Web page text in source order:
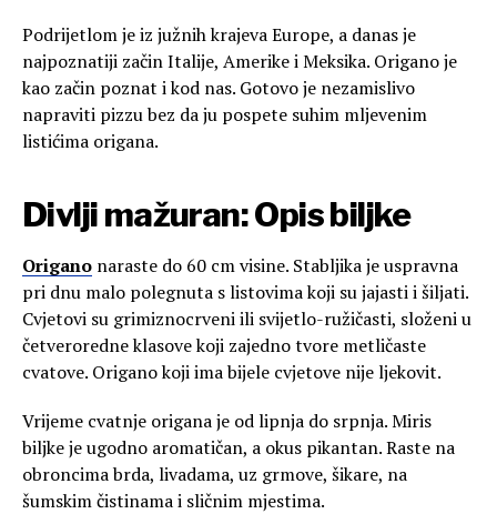
Podrijetlom je iz južnih krajeva Europe, a danas je
najpoznatiji začin Italije, Amerike i Meksika. Origano je
kao začin poznat i kod nas. Gotovo je nezamislivo
napraviti pizzu bez da ju pospete suhim mljevenim
listićima origana.
Divlji mažuran: Opis biljke
Origano naraste do 60 cm visine. Stabljika je uspravna
pri dnu malo polegnuta s listovima koji su jajasti i šiljati.
Cvjetovi su grimiznocrveni ili svijetlo-ružičasti, složeni u
četveroredne klasove koji zajedno tvore metličaste
cvatove. Origano koji ima bijele cvjetove nije ljekovit.
Vrijeme cvatnje origana je od lipnja do srpnja. Miris
biljke je ugodno aromatičan, a okus pikantan. Raste na
obroncima brda, livadama, uz grmove, šikare, na
šumskim čistinama i sličnim mjestima.